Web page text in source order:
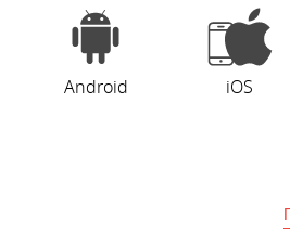
Android iOS